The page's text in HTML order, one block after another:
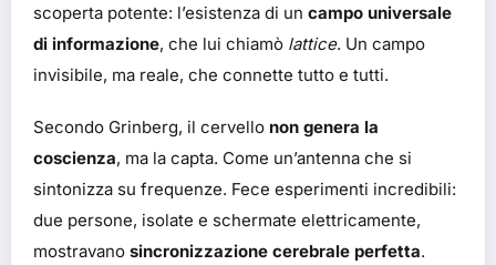
scoperta potente: l’esistenza di un campo universale
di informazione, che lui chiamò lattice. Un campo
invisibile, ma reale, che connette tutto e tutti.
Secondo Grinberg, il cervello non genera la
coscienza, ma la capta. Come un’antenna che si
sintonizza su frequenze. Fece esperimenti incredibili:
due persone, isolate e schermate elettricamente,
mostravano sincronizzazione cerebrale perfetta.